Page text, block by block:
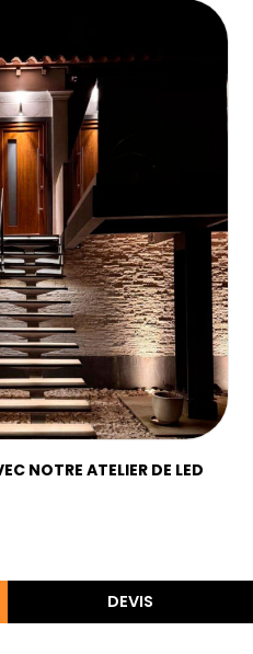
NOTRE ATELIER DE LED
DEVIS